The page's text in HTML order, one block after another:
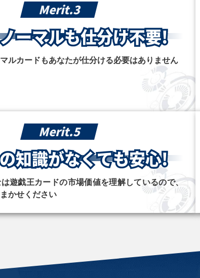
Merit.3
ーマルも仕分け不要!
ルカードもあなたが仕分ける必要はありません
Merit.5
知識がなくても安心!
は遊戯王カードの市場価値を理解しているので、
かせください